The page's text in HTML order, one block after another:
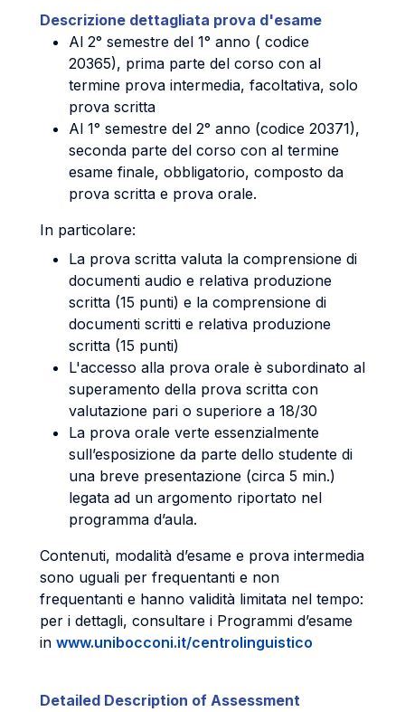
Descrizione dettagliata prova d'esame
Al 2° semestre del 1° anno ( codice
20365), prima parte del corso con al
termine prova intermedia, facoltativa, solo
prova scritta
Al 1° semestre del 2° anno (codice 20371),
seconda parte del corso con al termine
esame finale, obbligatorio, composto da
prova scritta e prova orale.
In particolare:
La prova scritta valuta la comprensione di
documenti audio e relativa produzione
scritta (15 punti) e la comprensione di
documenti scritti e relativa produzione
scritta (15 punti)
L'accesso alla prova orale è subordinato al
superamento della prova scritta con
valutazione pari o superiore a 18/30
La prova orale verte essenzialmente
sull’esposizione da parte dello studente di
una breve presentazione (circa 5 min.)
legata ad un argomento riportato nel
programma d’aula.
Contenuti, modalità d’esame e prova intermedia
sono uguali per frequentanti e non
frequentanti e hanno validità limitata nel tempo:
per i dettagli, consultare i Programmi d’esame
in www.unibocconi.it/centrolinguistico
Detailed Description of Assessment